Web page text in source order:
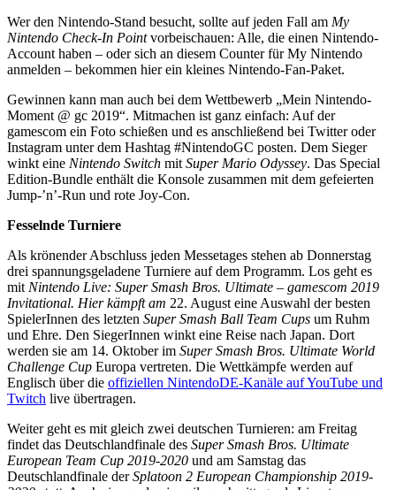
Wer den Nintendo-Stand besucht, sollte auf jeden Fall am My
Nintendo Check-In Pointvorbeischauen: Alle, die einen Nintendo-
Account haben – oder sich an diesem Counter für My Nintendo
anmelden – bekommen hier ein kleines Nintendo-Fan-Paket.
Gewinnen kann man auch bei dem Wettbewerb „Mein Nintendo-
Moment @ gc 2019“. Mitmachen ist ganz einfach: Auf der
gamescom ein Foto schießen und es anschließend bei Twitter oder
Instagram unter dem Hashtag #NintendoGC posten. Dem Sieger
winkt eine Nintendo Switch mit Super Mario Odyssey. Das Special
Edition-Bundle enthält die Konsole zusammen mit dem gefeierten
Jump-’n’-Run und rote Joy-Con.
Fesselnde Turniere
Als krönender Abschluss jeden Messetages stehen ab Donnerstag
drei spannungsgeladene Turniere auf dem Programm. Los geht es
mit Nintendo Live: Super Smash Bros. Ultimate – gamescom 2019
Invitational. Hier kämpft am 22. August eine Auswahl der besten
SpielerInnen des letzten Super Smash Ball Team Cups um Ruhm
und Ehre. Den SiegerInnen winkt eine Reise nach Japan. Dort
werden sie am 14. Oktober im Super Smash Bros. Ultimate World
Challenge Cup Europa vertreten. Die Wettkämpfe werden auf
Englisch über die offiziellen NintendoDE-Kanäle auf YouTube und
Twitch live übertragen.
Weiter geht es mit gleich zwei deutschen Turnieren: am Freitag
findet das Deutschlandfinale des Super Smash Bros. Ultimate
European Team Cup 2019-2020 und am Samstag das
Deutschlandfinale derSplatoon 2 European Championship 2019-